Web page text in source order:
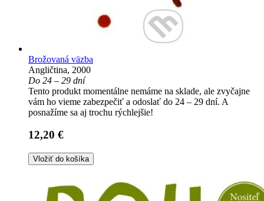
Brožovaná väzba
Angličtina, 2000
Do 24 – 29 dní
Tento produkt momentálne nemáme na sklade, ale zvyčajne
vám ho vieme zabezpečiť a odoslať do 24 – 29 dní. A
posnažíme sa aj trochu rýchlejšie!
12,20 €
Vložiť do košíka